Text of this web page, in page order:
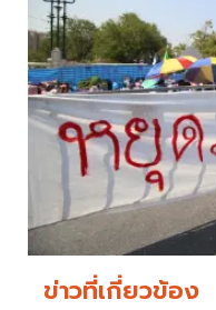
ข่าวที่เกี่ยวข้อง